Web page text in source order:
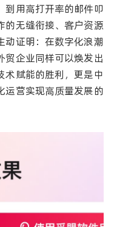
到用高打开率的邮件叩
的无缝衔接、客户资源
动证明：在数字化浪潮
贸企业同样可以焕发出
术赋能的胜利，更是中
运营实现高质量发展的